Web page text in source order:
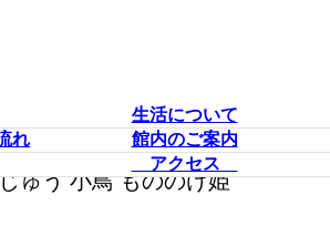
生活について
れ
館内のご案内
アクセス